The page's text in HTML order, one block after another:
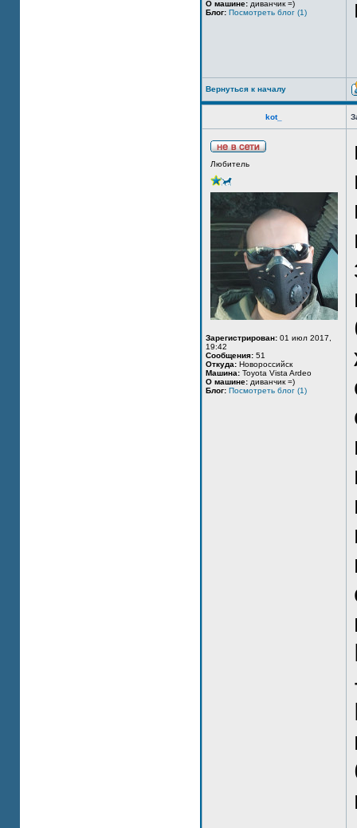
О машине: диванчик =)
Блог: Посмотреть блог (1)
Вернуться к началу
kot_
Любитель
Зарегистрирован: 01 июл 2017,
19:42
Сообщения: 51
Откуда: Новороссийск
Машина: Toyota Vista Ardeo
О машине: диванчик =)
Блог: Посмотреть блог (1)